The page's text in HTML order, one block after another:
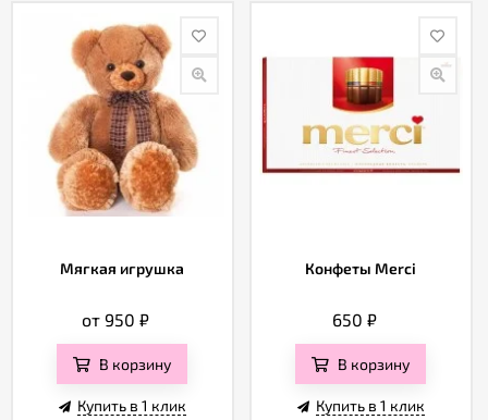
Мягкая игрушка
от 950₽
В корзину
Купить в 1 клик
Конфеты Merci
650 ₽
В корзину
Купить в 1 клик